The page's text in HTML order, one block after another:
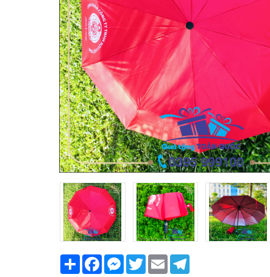
Share FacebookMessenger
TwitterEmail